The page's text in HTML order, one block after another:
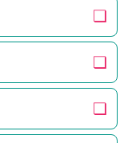
❏
❏
❏